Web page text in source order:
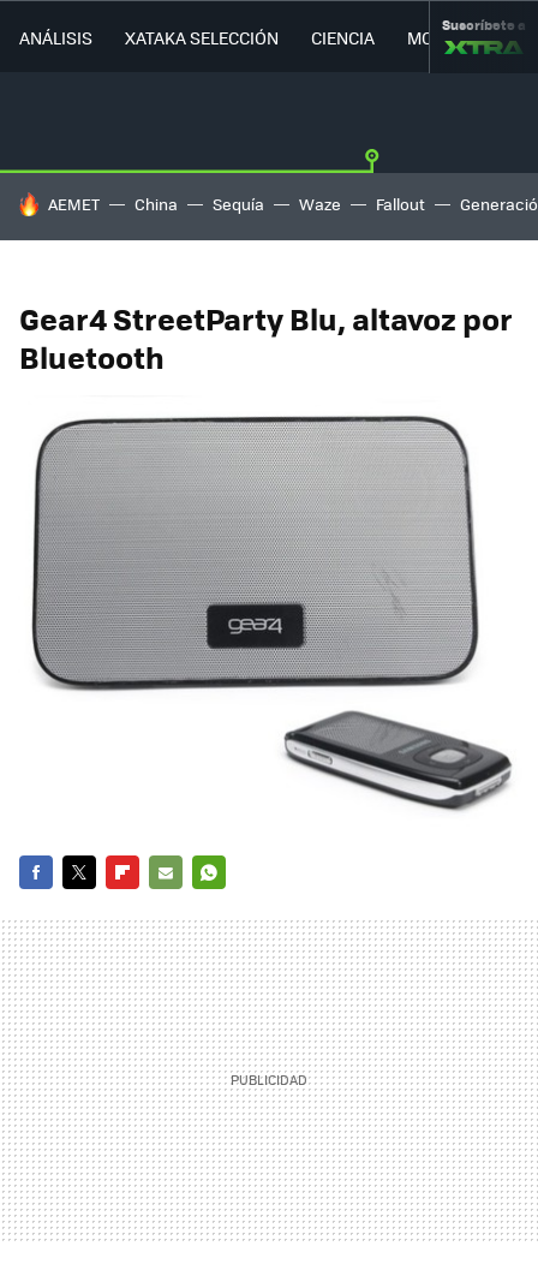
ANÁLISIS XATAKA SELECCIÓN CIENCIA MOVILIDAD
Suscríbete a
HOY SE HABLA DE
AEMET China Sequía Waze Fallout
Gear4 StreetParty Blu, altavoz por
Bluetooth
MAIL